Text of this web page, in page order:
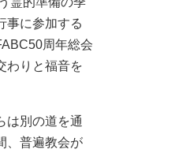
事に参加する
周年総会
わりと福音を
は別の道を通
、普遍教会が